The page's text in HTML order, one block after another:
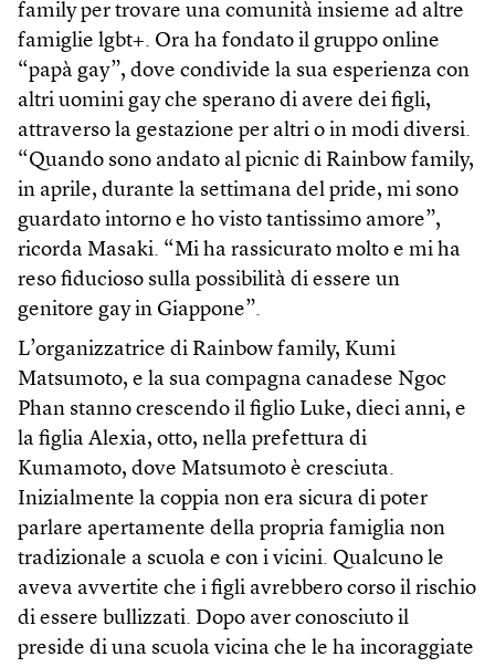
family per trovare una comunità insieme ad altre
famiglie lgbt+. Ora ha fondato il gruppo online
“papà gay”, dove condivide la sua esperienza con
altri uomini gay che sperano di avere dei figli,
attraverso la gestazione per altri o in modi diversi.
“Quando sono andato al picnic di Rainbow family,
in aprile, durante la settimana del pride, mi sono
guardato intorno e ho visto tantissimo amore”,
ricorda Masaki. “Mi ha rassicurato molto e mi ha
reso fiducioso sulla possibilità di essere un
genitore gay in Giappone”.
L’organizzatrice di Rainbow family, Kumi
Matsumoto, e la sua compagna canadese Ngoc
Phan stanno crescendo il figlio Luke, dieci anni, e
la figlia Alexia, otto, nella prefettura di
Kumamoto, dove Matsumoto è cresciuta.
Inizialmente la coppia non era sicura di poter
parlare apertamente della propria famiglia non
tradizionale a scuola e con i vicini. Qualcuno le
aveva avvertite che i figli avrebbero corso il rischio
di essere bullizzati. Dopo aver conosciuto il
preside di una scuola vicina che le ha incoraggiate